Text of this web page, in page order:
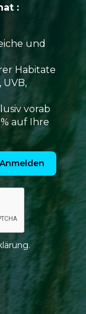
:
und
Habitate
vorab
auf Ihre
Anmelden
.